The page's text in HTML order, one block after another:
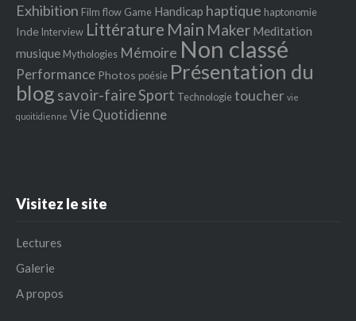
Exhibition Film flow Game Handicap haptique haptonomie
Inde Interview Littérature Main Maker Meditation
musique Mythologies Mémoire Non classé
Performance Photos poésie Présentation du
blog savoir-faireSport Technologietoucher vie
quoitidienne Vie Quotidienne
Visitez le site
Lectures
Galerie
A propos